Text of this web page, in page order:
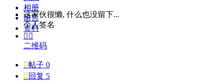
相册
留言
资料
这家伙很懒, 什么也没留下...
个人签名
 
二维码
帖子 0
 回复 5